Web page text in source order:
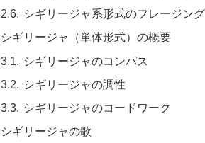
シギリージャ系形式のフレージング
シギリージャ（単体形式）の概要
シギリージャのコンパス
シギリージャの調性
シギリージャのコードワーク
シギリージャの歌